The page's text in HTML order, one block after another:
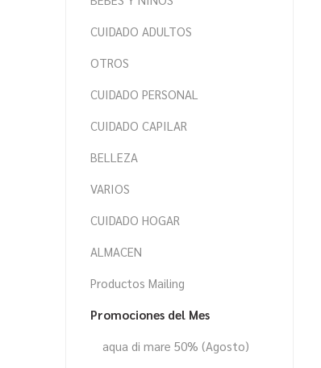
CUIDADO ADULTOS
OTROS
CUIDADO PERSONAL
CUIDADO CAPILAR
BELLEZA
VARIOS
CUIDADO HOGAR
ALMACEN
Productos Mailing
Promociones del Mes
aqua di mare 50% (Agosto)